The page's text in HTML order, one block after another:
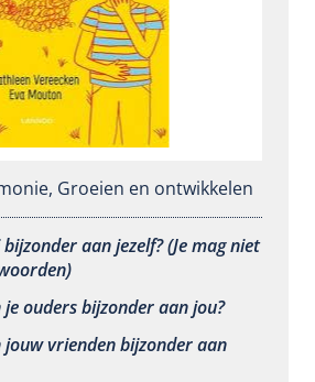
, Groeien en ontwikkelen
aan jezelf? (Je mag niet
ouders bijzonder aan jou?
jouw vrienden bijzonder aan